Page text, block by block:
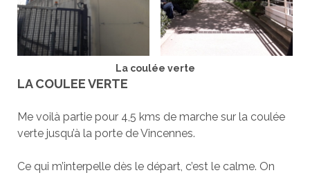
La coulée verte
LA COULEE VERTE
Me voilà partie pour 4,5 kms de marche sur la coulée
verte jusqu’à la porte de Vincennes.
Ce qui m’interpelle dès le départ, c’est le calme. On